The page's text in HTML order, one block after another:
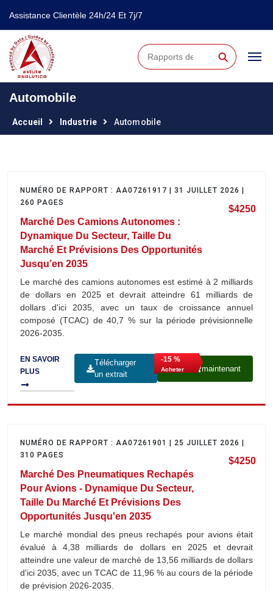
Assistance Clientèle 24h/24 Et 7j/7
⚲
Automobile
Accueil Industrie Automobile
NUMÉRO DE RAPPORT : AA07261917 | 31 JUILLET 2026 |
260 PAGES
Marché Des Camions Autonomes :
Dynamique Du Secteur, Taille Du
Marché Et Prévisions Des Opportunités
Jusqu’en 2035
$4250
Le marché des camions autonomes est estimé à 2 milliards
de dollars en 2025 et devrait atteindre 61 milliards de
dollars d'ici 2035, avec un taux de croissance annuel
composé (TCAC) de 40,7 % sur la période prévisionnelle
2026-2035.
EN SAVOIR
PLUS
Télécharger
un extrait
-15 %
Acheter maintenant
NUMÉRO DE RAPPORT : AA07261901 | 25 JUILLET 2026 |
310 PAGES
Marché Des Pneumatiques Rechapés
Pour Avions - Dynamique Du Secteur,
Taille Du Marché Et Prévisions Des
Opportunités Jusqu'en 2035
$4250
Le marché mondial des pneus rechapés pour avions était
évalué à 4,38 milliards de dollars en 2025 et devrait
atteindre une valeur de marché de 13,56 milliards de dollars
d'ici 2035, avec un TCAC de 11,96 % au cours de la période
de prévision 2026-2035.